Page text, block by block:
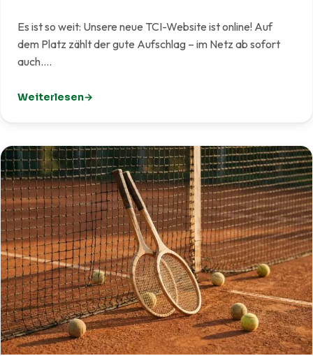
Es ist so weit: Unsere neue TCI-Website ist online! Auf
dem Platz zählt der gute Aufschlag – im Netz ab sofort
auch.…
Weiterlesen
: Unsere neue Website ist live!